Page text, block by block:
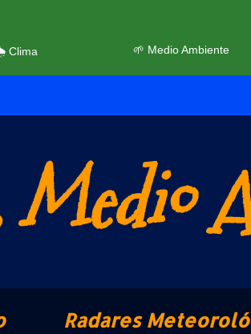
Clima 🌱 Medio Ambiente
Radares